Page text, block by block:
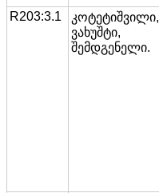
R203:3.1
კოტეტიშვილი,
ვახუშტი,
შემდგენელი.